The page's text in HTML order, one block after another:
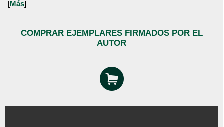
[Más]
COMPRAR EJEMPLARES FIRMADOS POR EL
AUTOR